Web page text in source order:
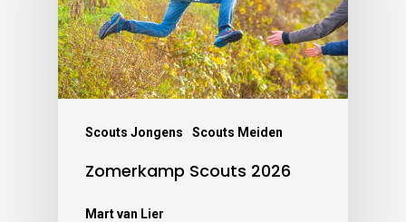
Scouts Jongens Scouts Meiden
Zomerkamp Scouts 2026
Mart van Lier